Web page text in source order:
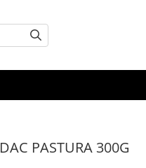
DAC PASTURA 300G